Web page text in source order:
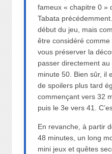
fameux « chapitre 0 »
Tabata
début du jeu, mais
être considéré
vous préserver la
passer directement
minute 50. Bien sûr, il
de spoilers plus tard
commençant vers 32
puis le 3e vers 41.
En revanche, à partir
48 minutes, un long
mini jeux et quêtes